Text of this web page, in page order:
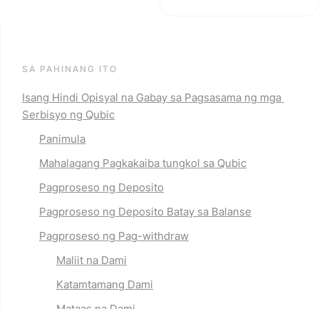
SA PAHINANG ITO
Isang Hindi Opisyal na Gabay sa Pagsasama ng mga
Serbisyo ng Qubic
Panimula
Mahalagang Pagkakaiba tungkol sa Qubic
Pagproseso ng Deposito
Pagproseso ng Deposito Batay sa Balanse
Pagproseso ng Pag-withdraw
Maliit na Dami
Katamtamang Dami